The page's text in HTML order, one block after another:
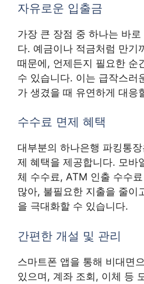
자유로운 입출금
가장 큰 장점 중 하나는 바로
다. 예금이나 적금처럼 만기
때문에, 언제든지 필요한 순
수 있습니다. 이는 급작스러
가 생겼을 때 유연하게 대응
수수료 면제 혜택
대부분의 하나은행 파킹통
제 혜택을 제공합니다. 모바
체 수수료, ATM 인출 수수
많아, 불필요한 지출을 줄이
을 극대화할 수 있습니다.
간편한 개설 및 관리
스마트폰 앱을 통해 비대면
있으며, 계좌 조회, 이체 등